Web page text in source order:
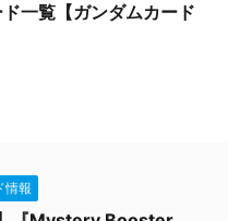
一覧【ガンダムカード
情報